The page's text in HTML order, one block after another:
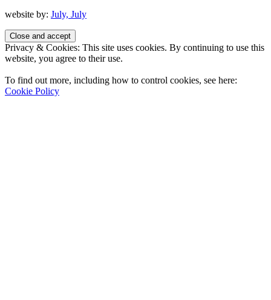
website by: July, July
Privacy & Cookies: This site uses cookies. By continuing to use this
website, you agree to their use.
To find out more, including how to control cookies, see here:
Cookie Policy